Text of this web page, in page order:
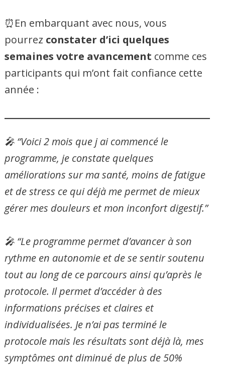
⏰En embarquant avec nous, vous
pourrez constater d’ici quelques
semaines votre avancement comme ces
participants qui m’ont fait confiance cette
année :
🎤 “Voici 2 mois que j ai commencé le
programme, je constate quelques
améliorations sur ma santé, moins de fatigue
et de stress ce qui déjà me permet de mieux
gérer mes douleurs et mon inconfort digestif.”
🎤 “Le programme permet d’avancer à son
rythme en autonomie et de se sentir soutenu
tout au long de ce parcours ainsi qu’après le
protocole. Il permet d’accéder à des
informations précises et claires et
individualisées. Je n’ai pas terminé le
protocole mais les résultats sont déjà là, mes
symptômes ont diminué de plus de 50%